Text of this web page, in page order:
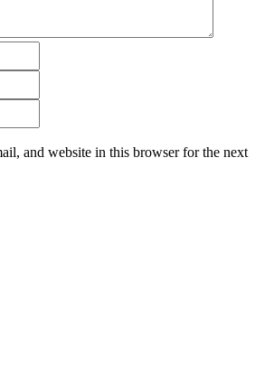
and website in this browser for the next